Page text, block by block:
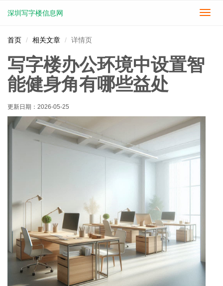
切
深圳写字楼信息网
首页 相关文章 详情页
写字楼办公环境中设置智
能健身角有哪些益处
更新日期： 2026-05-25